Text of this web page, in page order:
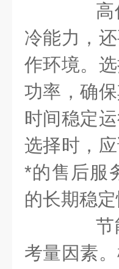
高低
冷能力，
作环境。
功率，确
时间稳定
选择时，
*的售后服
的长期稳定
节能
考量因素